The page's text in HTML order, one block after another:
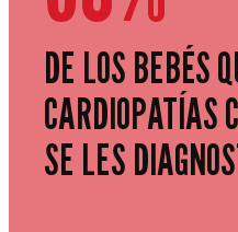
DE LOS BEBÉS
CARDIOPATÍAS
SE LES